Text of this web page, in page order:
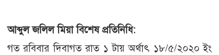
আব্দুল জলিল মিয়া বিশেষ প্রতিনিধি:
গত রবিবার দিবাগত রাত ১ টায় অর্থাৎ ১৮/৫/২০২০ ইং